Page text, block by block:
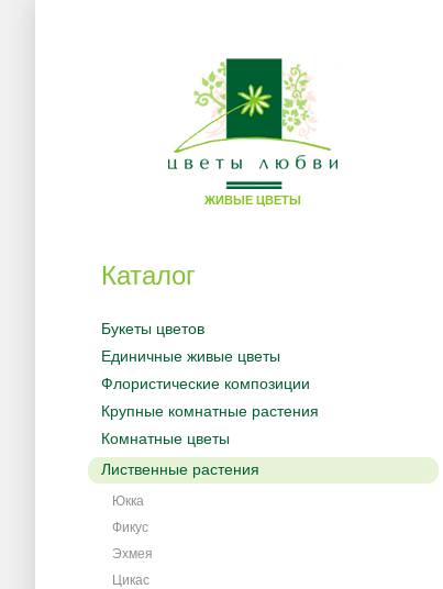
Цветы
ЖИВЫЕ ЦВЕТЫ
Каталог
Букеты цветов
Единичные живые цветы
Флористические композиции
Крупные комнатные растения
Комнатные цветы
Лиственные растения
Юкка
Фикус
Эхмея
Цикас